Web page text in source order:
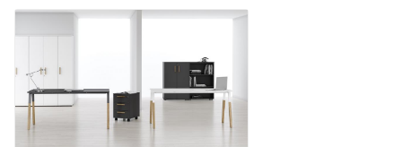
внутри кромки, что придает ей стильный 3D эффект. Торцы
дополнительных элементов надежно защищены кромкой
ПВХ 2 мм. Конструкция стола оснащена прочными
силовыми креплениями – эксцентриковыми стяжками.